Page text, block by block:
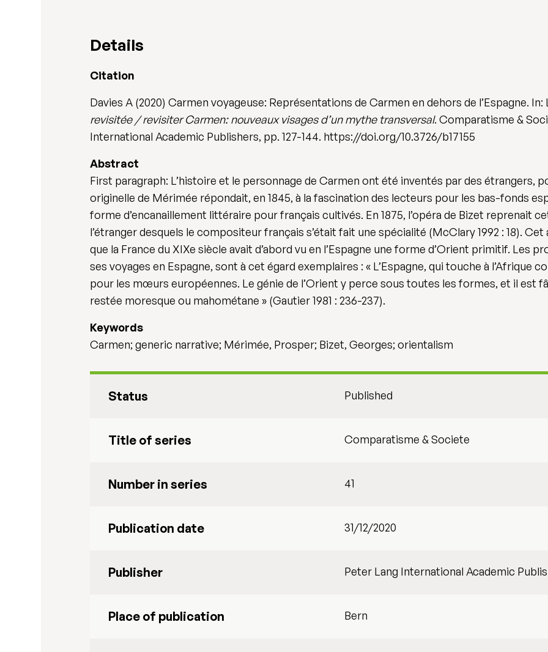
Details
Citation
Davies A (2020) Carmen voyageuse: Représentations de Carmen en dehors de l’Espagne.
revisitée / revisiter Carmen: nouveaux visages d’un mythe transversal. Comparatisme &
International Academic Publishers, pp. 127-144. https://doi.org/10.3726/b17155
Abstract
First paragraph: L’histoire et le personnage de Carmen ont été inventés par des étrangers,
originelle de Mérimée répondait, en 1845, à la fascination des lecteurs pour les bas-fonds
forme d’encanaillement littéraire pour français cultivés. En 1875, l’opéra de Bizet reprenait
l’étranger desquels le compositeur français s’était fait une spécialité (McClary 1992 : 18).
que la France du XIXe siècle avait d’abord vu en l’Espagne une forme d’Orient primitif. Les
ses voyages en Espagne, sont à cet égard exemplaires : « L’Espagne, qui touche à l’Afrique
pour les mœurs européennes. Le génie de l’Orient y perce sous toutes les formes, et il est
restée moresque ou mahométane » (Gautier 1981 : 236-237).
Keywords
Carmen; generic narrative; Mérimée, Prosper; Bizet, Georges; orientalism
Status Published
Title of series Comparatisme & Societe
Number in series 41
Publication date 31/12/2020
Publisher Peter Lang International Academic
Place of publication Bern